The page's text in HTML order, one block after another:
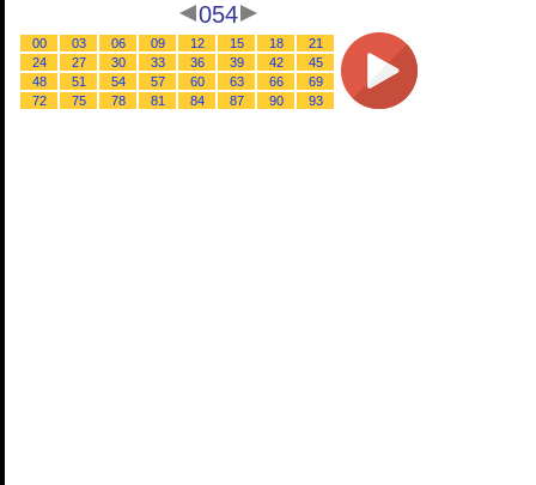
054
00 03 06 09 12 15 18
21
24
27 30 33 36 39 42
45
48
51 54 57 60 63 66
69
72
75 78 81 84 87 90 93